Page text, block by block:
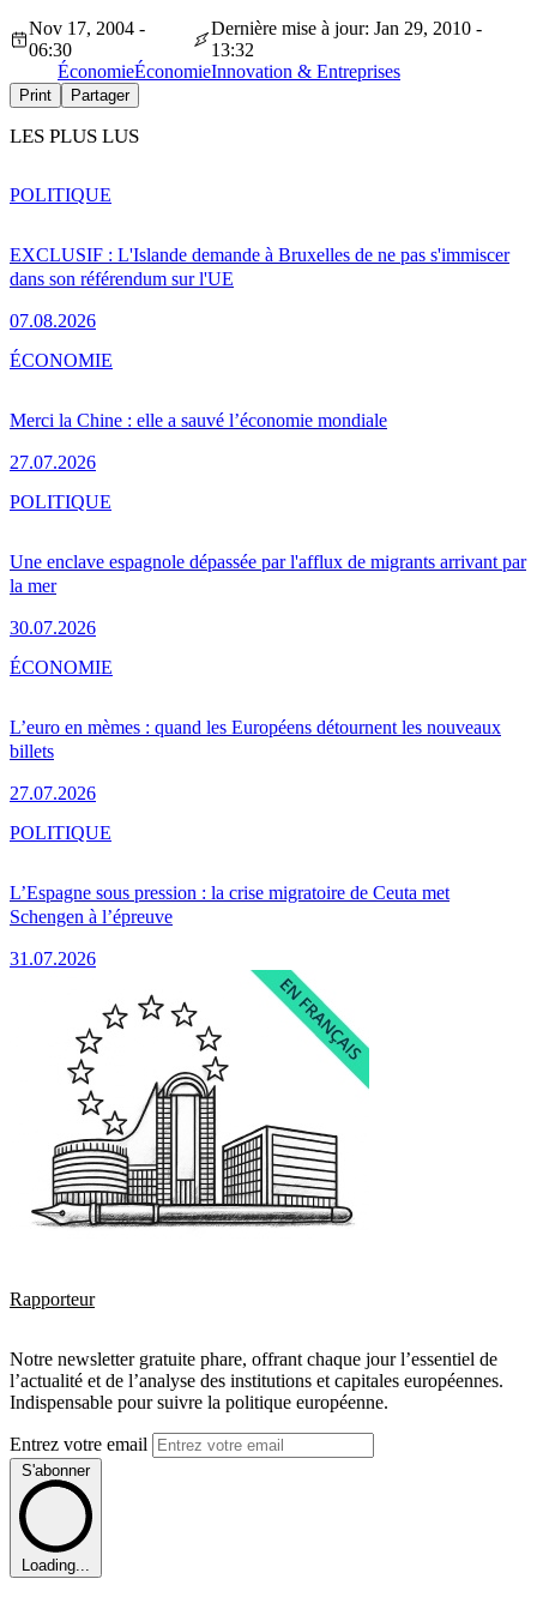
Nov 17, 2004 -
06:30
Dernière mise à jour: Jan 29, 2010 -
13:32
ÉconomieÉconomieInnovation & Entreprises
Print Partager
LES PLUS LUS
EXCLUSIF : L'Islande demande à Bruxelles de ne pas s'immiscer
dans son référendum sur l'UE
07.08.2026
POLITIQUE
Merci la Chine : elle a sauvé l’économie mondiale
27.07.2026
ÉCONOMIE
Une enclave espagnole dépassée par l'afflux de migrants arrivant par
la mer
30.07.2026
POLITIQUE
L’euro en mèmes : quand les Européens détournent les nouveaux
billets
27.07.2026
ÉCONOMIE
L’Espagne sous pression : la crise migratoire de Ceuta met
Schengen à l’épreuve
31.07.2026
POLITIQUE
Rapporteur
Notre newsletter gratuite phare, offrant chaque jour l’essentiel de
l’actualité et de l’analyse des institutions et capitales européennes.
Indispensable pour suivre la politique européenne.
Entrez votre email
S'abonner
Loading...